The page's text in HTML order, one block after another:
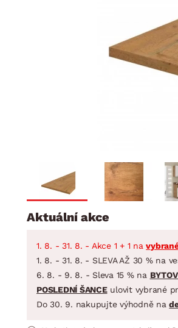
Předsíň, šatna a chodba
Aktuální akce
1. 8. - 31. 8. - Akce 1 + 1 na
1. 8. - 31. 8. - SLEVA AŽ 30 % na
6. 8. - 9. 8. - Sleva 15 % na
POSLEDNÍ ŠANCEulovit vybrané
Do 30. 9. nakupujte výhodně na